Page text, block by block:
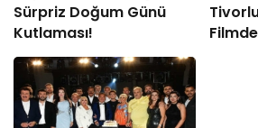
Sürpriz Doğum Günü
Kutlaması!